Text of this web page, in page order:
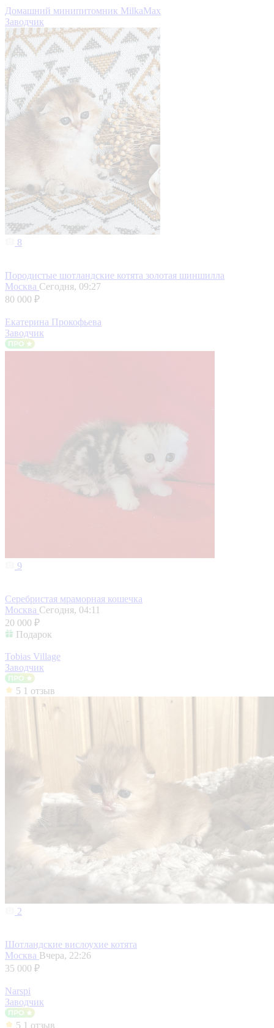
Домашний минипитомник MilkaMax
Заводчик
8
Породистые шотландские котята золотая шиншилла
Москва Сегодня, 09:27
80 000 ₽
Екатерина Прокофьева
Заводчик
9
Серебристая мраморная кошечка
Москва Сегодня, 04:11
20 000 ₽
Подарок
Tobias Village
Заводчик
5 1 отзыв
2
Шотландские вислоухие котята
Москва Вчера, 22:26
35 000 ₽
Narspi
Заводчик
5 1 отзыв